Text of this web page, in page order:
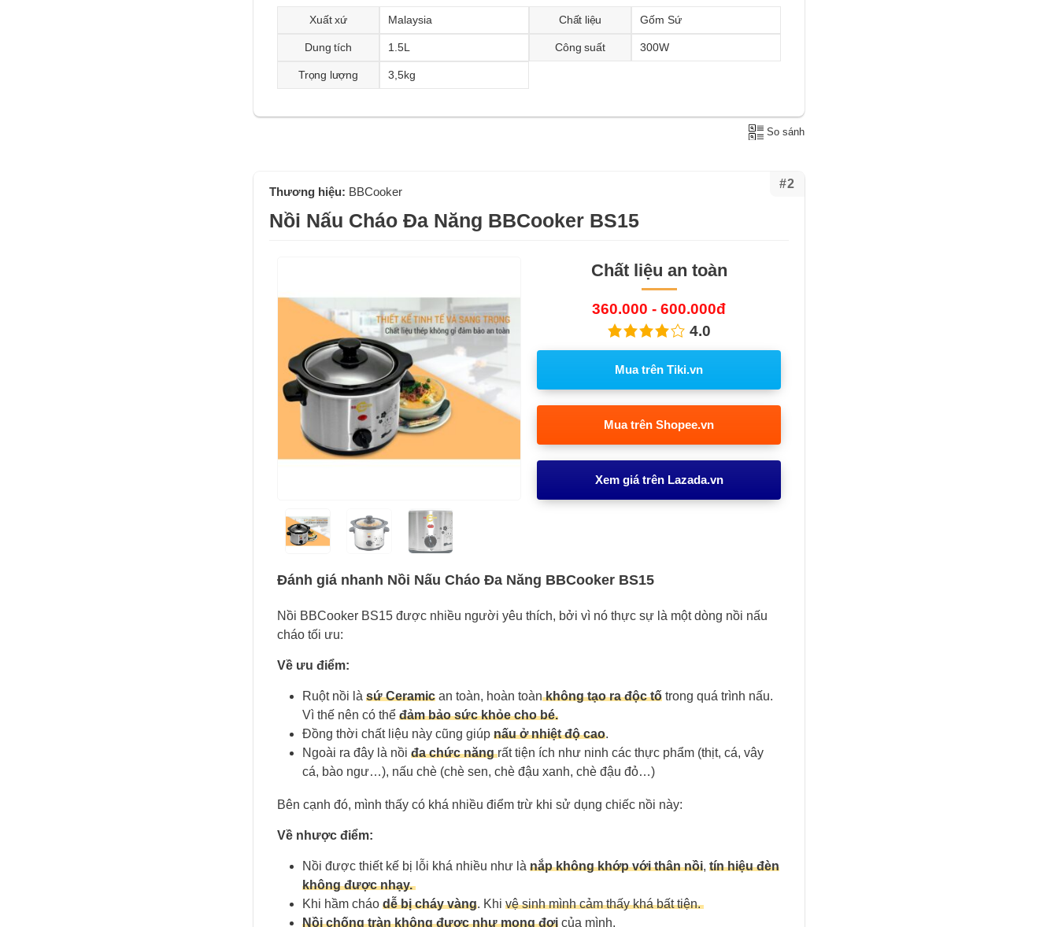
Xuất xứ Malaysia Chất liệu Gốm Sứ
Dung tích 1.5L Công suất 300W
Trọng lượng 3,5kg
So sánh
#2
Thương hiệu: BBCooker
Nồi Nấu Cháo Đa Năng BBCooker BS15
Chất liệu an toàn
360.000 - 600.000đ
4.0
Mua trên Tiki.vn
Mua trên Shopee.vn
Xem giá trên Lazada.vn
Đánh giá nhanh Nồi Nấu Cháo Đa Năng BBCooker BS15
Nồi BBCooker BS15 được nhiều người yêu thích, bởi vì nó thực sự là một dòng nồi nấu
cháo tối ưu:
Về ưu điểm:
Ruột nồi là sứ Ceramic an toàn, hoàn toànkhông tạo ra độc tố trong quá trình nấu.
Vì thế nên có thể đảm bảo sức khỏe cho bé.
Đồng thời chất liệu này cũng giúp nấu ở nhiệt độ cao.
Ngoài ra đây là nồi đa chức năng rất tiện ích như ninh các thực phẩm (thịt, cá, vây
cá, bào ngư…), nấu chè (chè sen, chè đậu xanh, chè đậu đỏ…)
Bên cạnh đó, mình thấy có khá nhiều điểm trừ khi sử dụng chiếc nồi này:
Về nhược điểm:
Nồi được thiết kế bị lỗi khá nhiều như là nắp không khớp với thân nồi, tín hiệu đèn
không được nhạy.
Khi hầm cháo dễ bị cháy vàng. Khi vệ sinh mình cảm thấy khá bất tiện.
Nồi chống tràn không được như mong đợi của mình.